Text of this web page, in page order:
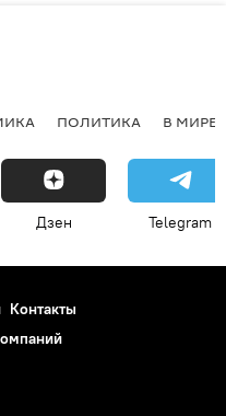
ПОЛИТИКА В МИРЕ
Дзен Telegram
Контакты